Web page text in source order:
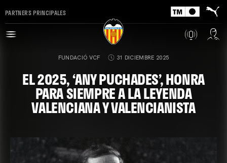
PARTNERS PRINCIPALES
FUNDACIÓ VCF 31 DICIEMBRE 2025
EL 2025, ‘ANY PUCHADES’, HONRA
PARA SIEMPRE A LA LEYENDA
VALENCIANA Y VALENCIANISTA